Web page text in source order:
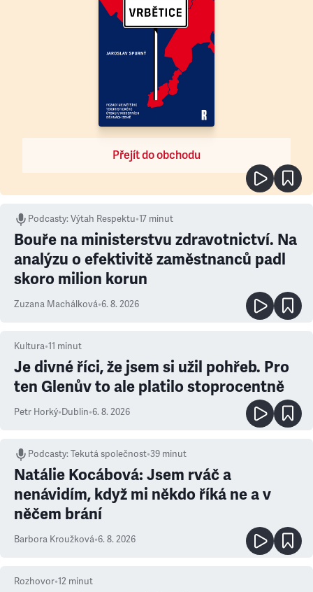
Přejít do obchodu
Podcasty:Výtah Respektu•17 minut
Bouře na ministerstvu zdravotnictví. Na
analýzu o efektivitě zaměstnanců padl
skoro milion korun
Zuzana Machálková•6. 8. 2026
Kultura•11 minut
Je divné říci, že jsem si užil pohřeb. Pro
ten Glenův to ale platilo stoprocentně
Petr Horký•Dublin•6. 8. 2026
Podcasty:Tekutá společnost•39 minut
Natálie Kocábová: Jsem rváč a
nenávidím, když mi někdo říká ne a v
něčem brání
Barbora Kroužková•6. 8. 2026
Rozhovor•12 minut